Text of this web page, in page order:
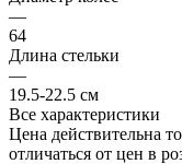
—
64
Длина стельки
—
19.5-22.5 см
Все характеристики
Цена действительна
отличаться от цен в